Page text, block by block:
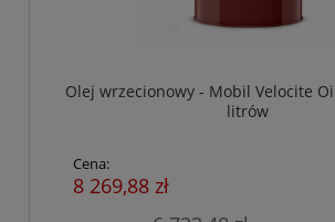
Olej wrzecionowy - Mobil Velocite
litrów
Cena:
8 269,88 zł